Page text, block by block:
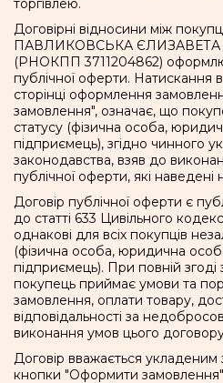
торгівлею.
Договірні відносини між
ПАВЛИКОВСЬКА
(РНОКПП 3711204862)
публічної оферти. Натискання
сторінці оформлення
замовлення", означає, що
статусу (фізична особа,
підприємець), згідно чинного
законодавства, взяв до
публічної оферти, які наведені
Договір публічної оферти є
до статті 633 Цивільного
однакові для всіх покупців
(фізична особа, юридична
підприємець). При повній
покупець приймає умови та
замовлення, оплати товару,
відповідальності за
виконання умов цього
Договір вважається
кнопки "Оформити